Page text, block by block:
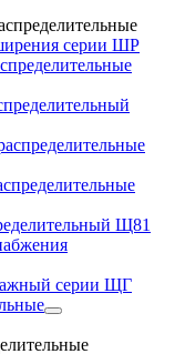
серии ШР
Щ81
серии ЩГ